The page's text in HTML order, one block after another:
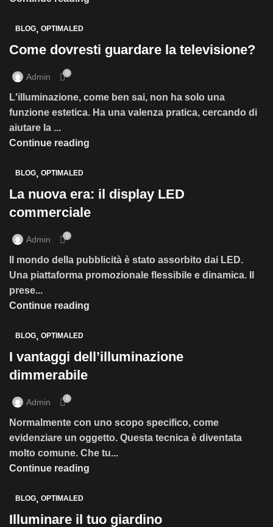
BLOG, OPTIMALED
Come dovresti guardare la televisione?
Admin 0
L'illuminazione, come ben sai, non ha solo una
funzione estetica. Ha una valenza pratica, cercando di
aiutare la ...
Continue reading
BLOG, OPTIMALED
La nuova era: il display LED
commerciale
Admin 0
Il mondo della pubblicità è stato assorbito dai LED.
Una piattaforma promozionale flessibile e dinamica. Il
prese...
Continue reading
BLOG, OPTIMALED
I vantaggi dell’illuminazione
dimmerabile
Admin 0
Normalmente con uno scopo specifico, come
evidenziare un oggetto. Questa tecnica è diventata
molto comune. Che tu...
Continue reading
BLOG, OPTIMALED
Illuminare il tuo giardino